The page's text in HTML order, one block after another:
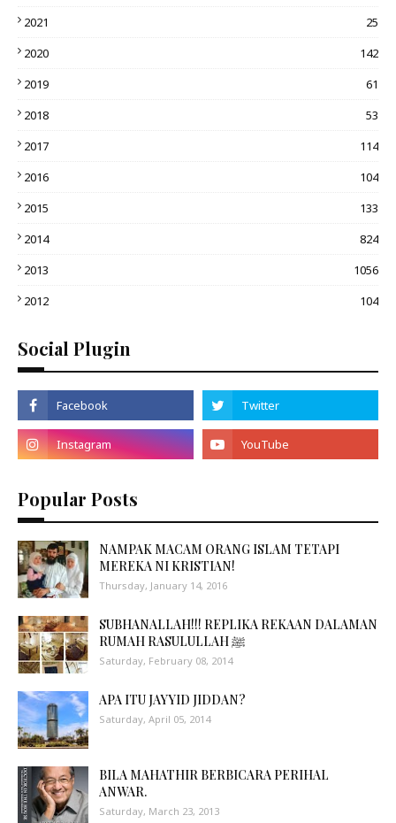
2021
25
2020
142
2019
61
2018
53
2017
114
2016
104
2015
133
2014
824
2013
1056
2012
104
Social Plugin
Popular Posts
NAMPAK MACAM ORANG ISLAM TETAPI
MEREKA NI KRISTIAN!
Thursday, January 14, 2016
SUBHANALLAH!!! REPLIKA REKAAN DALAMAN
RUMAH RASULULLAH ﷺ
Saturday, February 08, 2014
APA ITU JAYYID JIDDAN?
Saturday, April 05, 2014
BILA MAHATHIR BERBICARA PERIHAL
ANWAR.
Saturday, March 23, 2013